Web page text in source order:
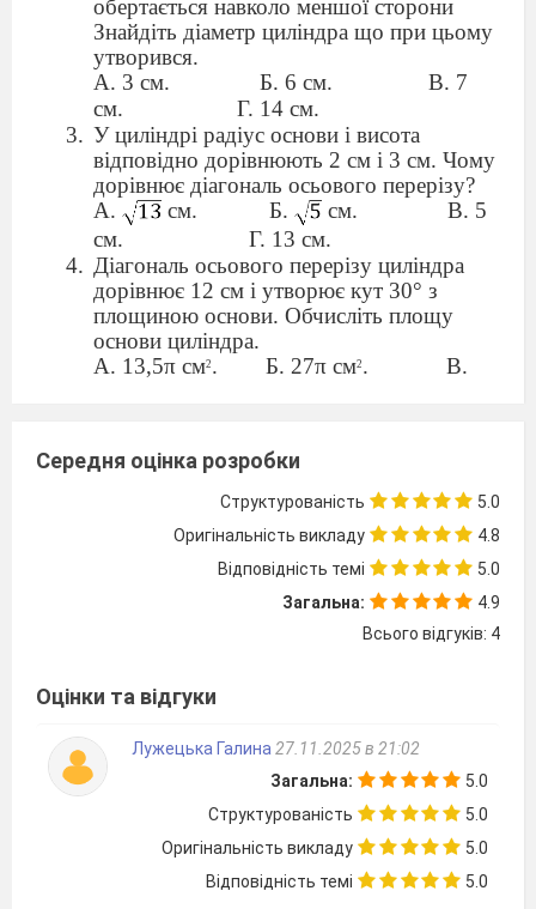
обертається навколо меншої сторони
Знайдіть діаметр циліндра що при цьому
утворився.
А. 3 см.
Б. 6 см.
В. 7
см.
Г. 14 см.
У циліндрі радіус основи і висота
відповідно дорівнюють 2 см і 3 см. Чому
дорівнює діагональ осьового перерізу?
А.
см. Б. см.
В. 5
см.
Г. 13 см.
Діагональ осьового перерізу циліндра
дорівнює 12 см і утворює кут 30° з
площиною основи. Обчисліть площу
основи циліндра.
А. 13,5π см2 . Б. 27π см2 .
В.
40π см, а його висота — 21 см.
Обчисліть довжину твірної конуса.
Радіус кулі дорівнює 5 см. Чому
дорівнює площа перерізу кулі, який
проходить через її центр?
Площа перерізу кулі дорівнює 64πсм2.
Цей переріз віддалений від центра кулі
У циліндрі на відстані 8см від його осі і
діагональ якого дорівнює 13см.
його висота дорівнює 5см.
Через вершину конуса проведено
площину під кутом α до площини
основи. Ця площина перетинає основу
конуса по хорді, яку видно з центра його
основи під кутом β. Радіус основи конуса
Середня оцінка розробки
Структурованість
5.0
Оригінальність викладу
4.8
Відповідність темі
5.0
Загальна:
4.9
Всього відгуків: 4
Оцінки та відгуки
Лужецька Галина 27.11.2025 в 21:02
Загальна:
5.0
Структурованість
5.0
Оригінальність викладу
5.0
Відповідність темі
5.0